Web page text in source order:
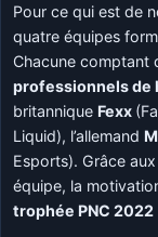
Pour ce qui est de
quatre équipes
Chacune comptant
professionnels de
britannique Fexx
Liquid), l’allemand
Esports). Grâce
équipe, la
trophée PNC 2022